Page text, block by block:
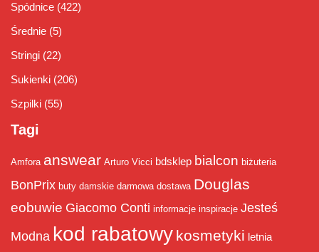
Spódnice (422)
Średnie (5)
Stringi (22)
Sukienki (206)
Szpilki (55)
Tagi
Amfora answear Arturo Vicci bdsklep bialcon biżuteria
BonPrix buty damskie darmowa dostawa Douglas
eobuwie Giacomo Conti informacje inspiracje Jesteś
Modna kod rabatowy kosmetyki letnia